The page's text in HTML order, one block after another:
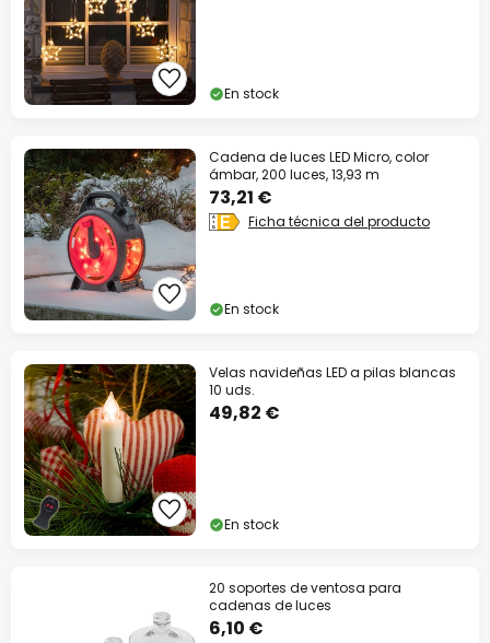
En stock
Cadena de luces LED Micro, color
ámbar, 200 luces, 13,93 m
73,21 €
Ficha técnica del producto
En stock
Velas navideñas LED a pilas blancas
10 uds.
49,82 €
En stock
20 soportes de ventosa para
cadenas de luces
6,10 €